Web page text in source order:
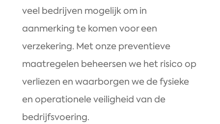
veel bedrijven mogelijk om in
aanmerking te komen voor een
verzekering. Met onze preventieve
maatregelen beheersen we het risico op
verliezen en waarborgen we de fysieke
en operationele veiligheid van de
bedrijfsvoering.